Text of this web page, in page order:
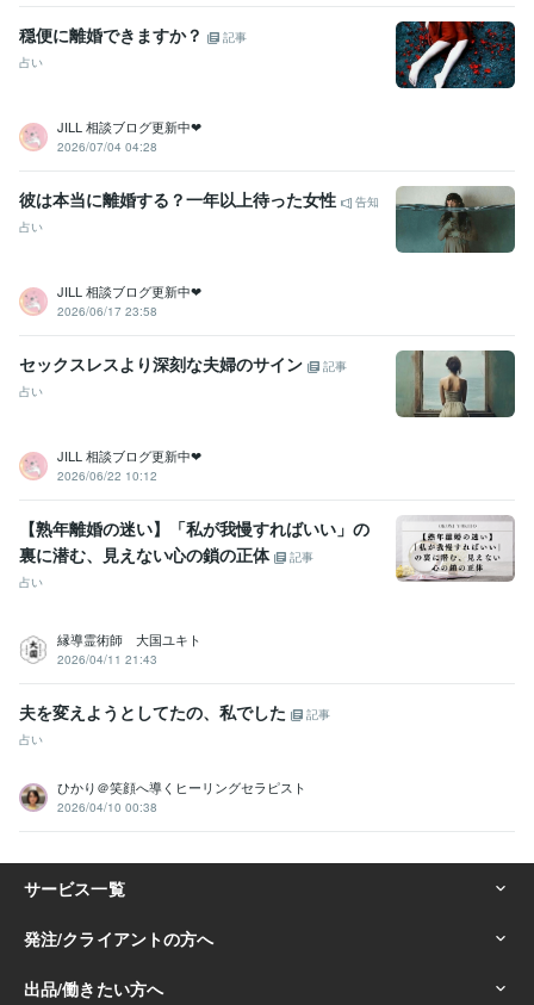
穏便に離婚できますか？
記事
占い
JILL 相談ブログ更新中❤︎
2026/07/04 04:28
彼は本当に離婚する？一年以上待った女性
告知
占い
JILL 相談ブログ更新中❤︎
2026/06/17 23:58
セックスレスより深刻な夫婦のサイン
記事
占い
JILL 相談ブログ更新中❤︎
2026/06/22 10:12
【熟年離婚の迷い】「私が我慢すればいい」の
裏に潜む、見えない心の鎖の正体
記事
占い
縁導霊術師 大国ユキト
2026/04/11 21:43
夫を変えようとしてたの、私でした
記事
占い
ひかり＠笑顔へ導くヒーリングセラピスト
2026/04/10 00:38